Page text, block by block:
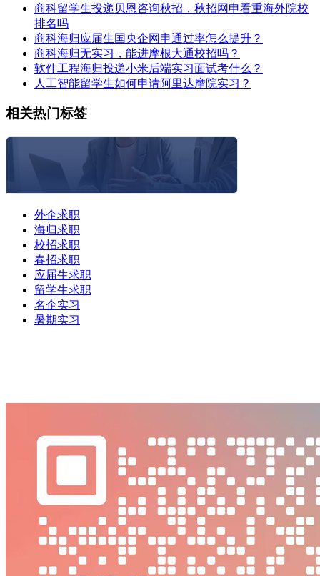
商科留学生投递贝恩咨询秋招，秋招网申看重海外院校
排名吗
商科海归应届生国央企网申通过率怎么提升？
商科海归无实习，能进摩根大通校招吗？
软件工程海归投递小米后端实习面试考什么？
人工智能留学生如何申请阿里达摩院实习？
相关热门标签
外企求职
海归求职
校招求职
春招求职
应届生求职
留学生求职
名企实习
暑期实习